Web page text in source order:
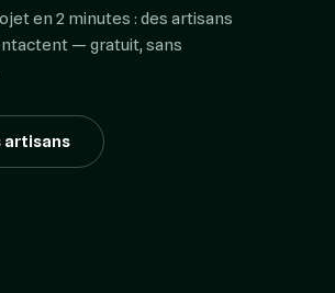
en 2 minutes : des artisans
— gratuit, sans
artisans